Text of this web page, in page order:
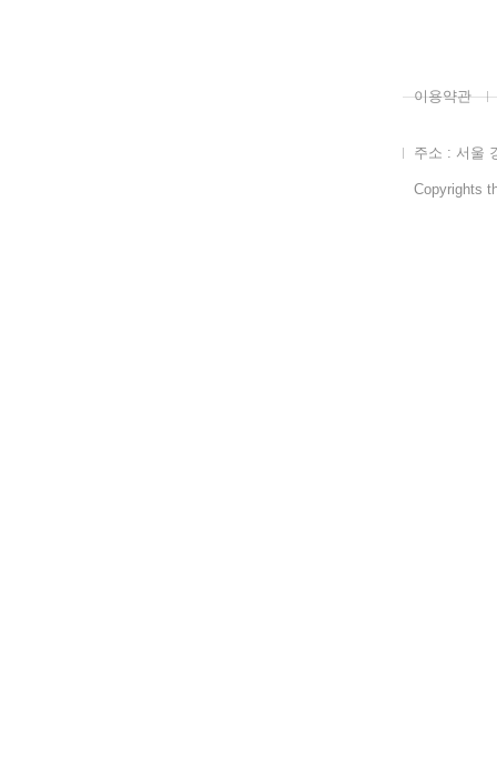
이용약관
주소 : 서울
Copyrights